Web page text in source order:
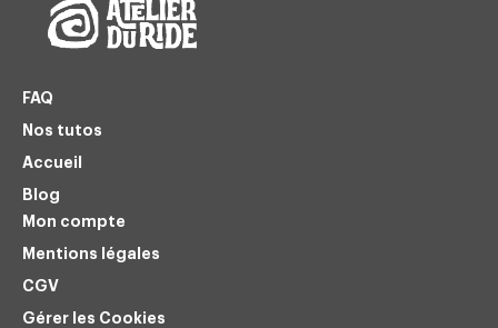
Mon compte
Mentions légales
CGV
Gérer les Cookies
FAQ
Nos tutos
Accueil
Blog